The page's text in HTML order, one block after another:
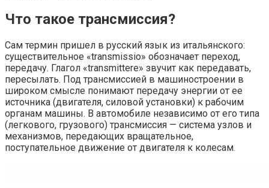
Что такое трансмиссия?
Сам термин пришел в русский язык из итальянского:
существительное «transmissio» обозначает переход,
передачу. Глагол «transmittere» звучит как передавать,
пересылать. Под трансмиссией в машиностроении в
широком смысле понимают передачу энергии от ее
источника (двигателя, силовой установки) к рабочим
органам машины. В автомобиле независимо от его типа
(легкового, грузового) трансмиссия — система узлов и
механизмов, передающих вращательное,
поступательное движение от двигателя к колесам.